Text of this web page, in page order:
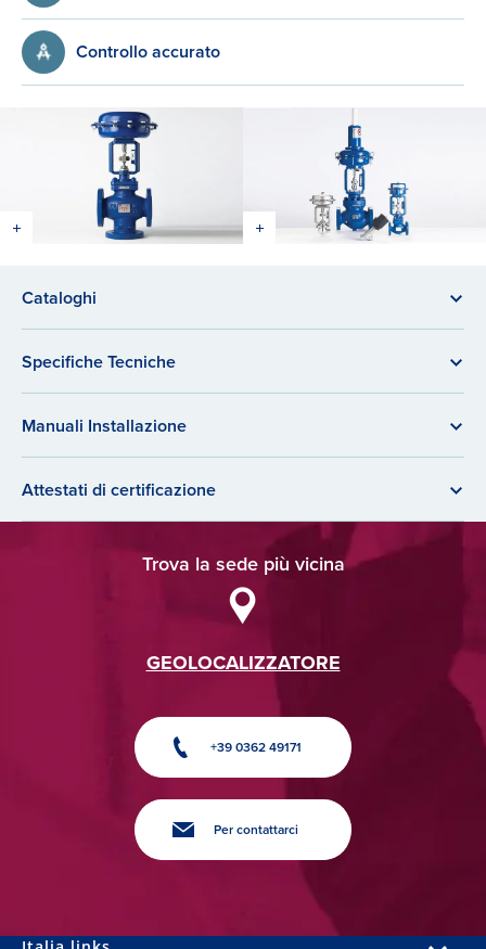
Controllo accurato
Cataloghi
Specifiche Tecniche
Manuali Installazione
Attestati di certificazione
Trova la sede più vicina
GEOLOCALIZZATORE
+39 0362 49171
Per contattarci